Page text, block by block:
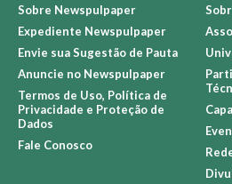
Sobre Newspulpaper
Expediente Newspulpaper
Envie sua Sugestão de Pauta
Anuncie no Newspulpaper
Termos de Uso, Política de
Privacidade e Proteção de
Dados
Fale Conosco